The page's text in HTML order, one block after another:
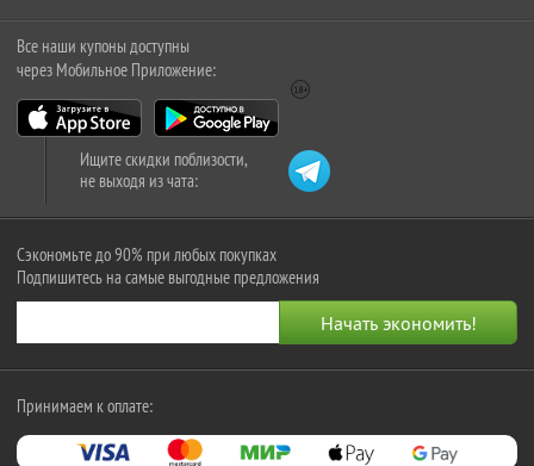
Все наши купоны доступны
через Мобильное Приложение:
Ищите скидки поблизости,
не выходя из чата:
Сэкономьте до 90% при любых покупках
Подпишитесь на самые выгодные предложения
Принимаем к оплате: